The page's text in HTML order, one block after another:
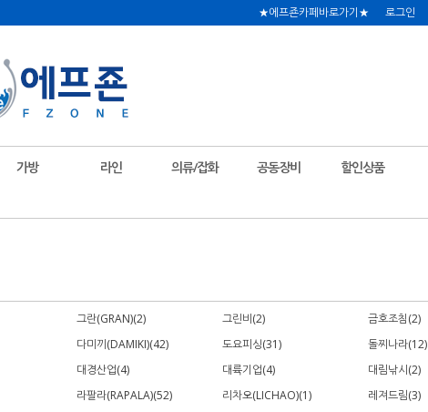
★에프죤카페바로가기★ 로그인
가방 라인 의류/잡화 공동장비 할인상품
그란(GRAN)(2) 그린비(2) 금호조침(2)
다미끼(DAMIKI)(42) 도요피싱(31) 돌찌나라(12)
대경산업(4) 대륙기업(4) 대림낚시(2)
라팔라(RAPALA)(52) 리차오(LICHAO)(1) 레져드림(3)